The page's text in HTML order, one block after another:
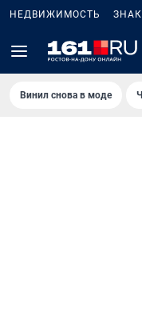
НЕДВИЖИМОСТЬ
Винил снова в моде